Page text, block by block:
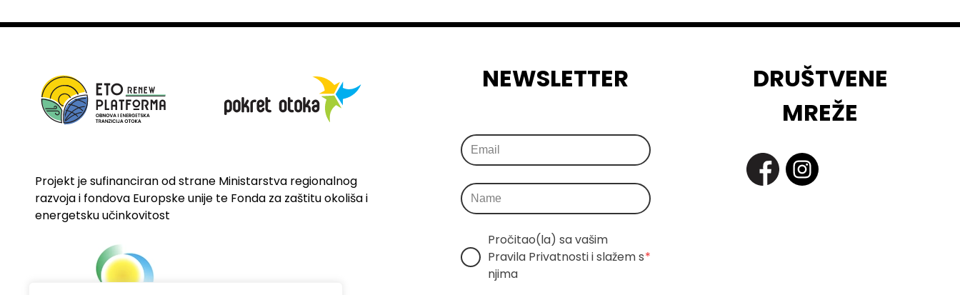
Projekt je sufinanciran od strane Ministarstva regionalnog
razvoja i fondova Europske unije te Fonda za zaštitu okoliša i
energetsku učinkovitost
NEWSLETTER
Pročitao(la) sa vašim
Pravila Privatnosti i slažem s
njima
*
DRUŠTVENE
MREŽE